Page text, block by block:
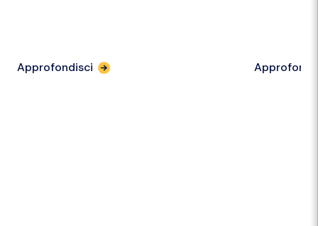
Approfondisci